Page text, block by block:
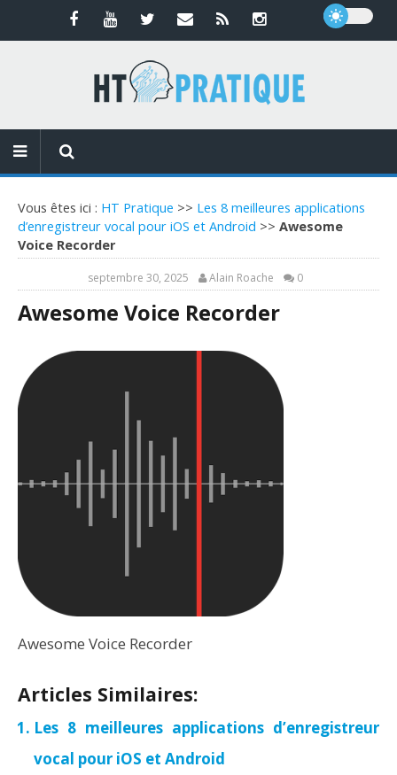
Vous êtes ici : HT Pratique >> Les 8 meilleures applications
d’enregistreur vocal pour iOS et Android >> Awesome
Voice Recorder
septembre 30, 2025 Alain Roache 0
Awesome Voice Recorder
Awesome Voice Recorder
Articles Similaires:
Les 8 meilleures applications d’enregistreur
vocal pour iOS et Android